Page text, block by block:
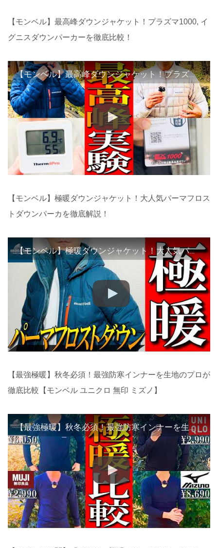
【モンベル】最高峰ダウンジャケット！プラズマ1000, イ
グニスダウンパーカーを徹底比較！
【モンベル】最高峰ダウンジャケット！プラズマ1000, イグニスダウンパーカーを徹底比較！
【モンベル】極暖ダウンジャケット！大人気パーマフロス
トダウンパーカを徹底解説！
【モンベル】極暖ダウンジャケット！大人気パーマフロストダウンパーカを徹底解説！
【最強極暖】秋冬必須！最強防寒インナーを生地のプロが
徹底比較【モンベル ユニクロ 無印 ミズノ】
【最強極暖】秋冬必須！最強防寒インナーを生地のプロが徹底比較【モンベル ユニクロ 無印 ミズノ】